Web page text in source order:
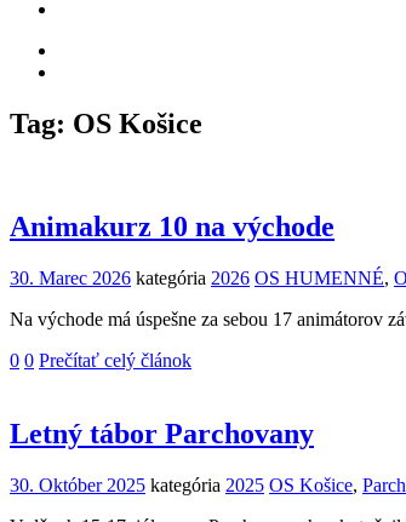
Tag: OS Košice
Animakurz 10 na východe
30. Marec 2026 kategória 2026 OS HUMENNÉ,
Na východe má úspešne za sebou 17 animátorov
0 0 Prečítať celý článok
Letný tábor Parchovany
30. Október 2025 kategória 2025 OS Košice,